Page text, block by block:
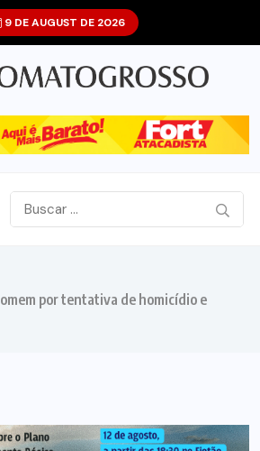
9 DE AUGUST DE 2026
por tentativa de homicídio e